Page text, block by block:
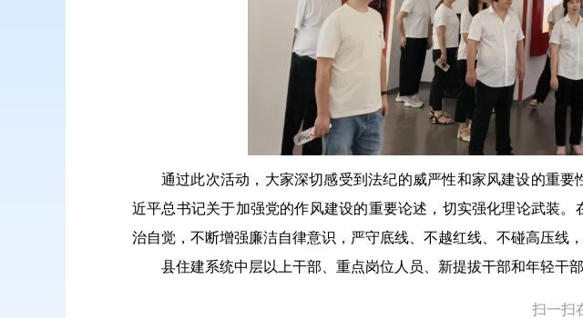
通过此次活动，大家深切感受到法纪的威严性和家风建设的重
近平总书记关于加强党的作风建设的重要论述，切实强化理论武装
治自觉，不断增强廉洁自律意识，严守底线、不越红线、不碰高压线
县住建系统中层以上干部、重点岗位人员、新提拔干部和年轻干
扫一扫